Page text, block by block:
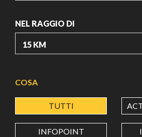
NEL RAGGIO DI
LATITUDINE
COSA
TUTTI
INFOPOINT